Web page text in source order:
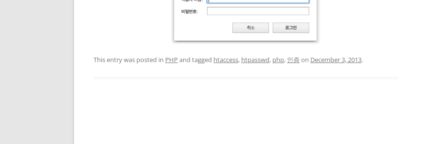
This entry was posted in PHP and tagged htaccess, htpasswd, php, 인증 on December 3, 2013.